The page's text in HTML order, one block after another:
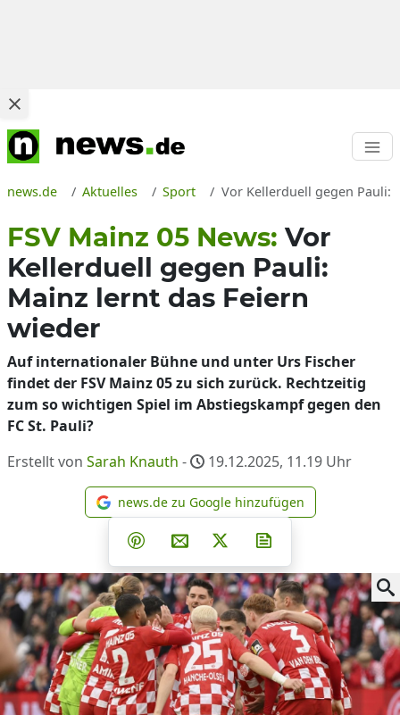
news.de Aktuelles Sport Vor Kellerduell gegen Pauli:
FSV Mainz 05 News: Vor
Kellerduell gegen Pauli:
Mainz lernt das Feiern
wieder
Auf internationaler Bühne und unter Urs Fischer
findet der FSV Mainz 05 zu sich zurück. Rechtzeitig
zum so wichtigen Spiel im Abstiegskampf gegen den
FC St. Pauli?
Erstellt von Sarah Knauth - 19.12.2025, 11.19 Uhr
news.de zu Google
news.de zu Google hinzufügen
Teilen auf Facebook
Teilen auf Whatsapp
Teilen auf Telegram
Teilen auf Pinterest
Per E-Mail teilen
Post auf X